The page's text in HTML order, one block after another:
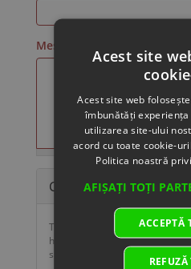
Message
CAPTCHA
This question is for testing
human visitor and to prevent
submissions.
Acest site
Acest site web
îmbunătăți
utilizarea site-ului
acord cu toate cookie-
Politica noastră
AFIȘAȚI TOȚI
ACCEPTĂ
REFUZĂ